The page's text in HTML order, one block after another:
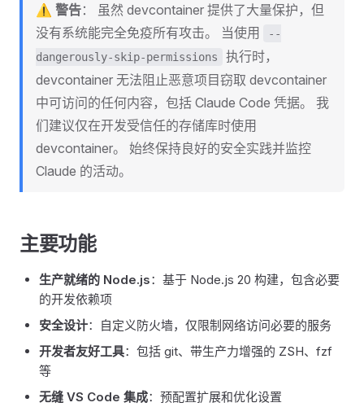
⚠️ 警告： 虽然 devcontainer 提供了大量保护，但
没有系统能完全免疫所有攻击。 当使用
--
dangerously-skip-permissions
执行时，
devcontainer 无法阻止恶意项目窃取 devcontainer
中可访问的任何内容，包括 Claude Code 凭据。 我
们建议仅在开发受信任的存储库时使用
devcontainer。 始终保持良好的安全实践并监控
Claude 的活动。
主要功能
生产就绪的 Node.js：基于 Node.js 20 构建，包含必要
的开发依赖项
安全设计：自定义防火墙，仅限制网络访问必要的服务
开发者友好工具：包括 git、带生产力增强的 ZSH、fzf
等
无缝 VS Code 集成：预配置扩展和优化设置